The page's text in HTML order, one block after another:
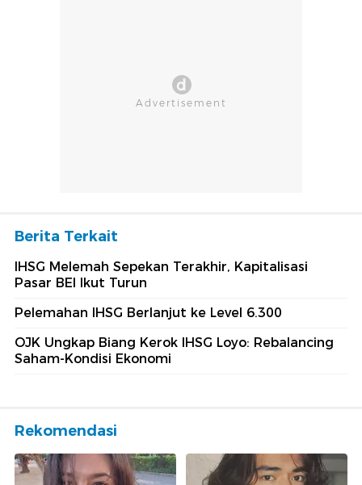
Berita Terkait
IHSG Melemah Sepekan Terakhir, Kapitalisasi
Pasar BEI Ikut Turun
Pelemahan IHSG Berlanjut ke Level 6.300
OJK Ungkap Biang Kerok IHSG Loyo: Rebalancing
Saham-Kondisi Ekonomi
Rekomendasi